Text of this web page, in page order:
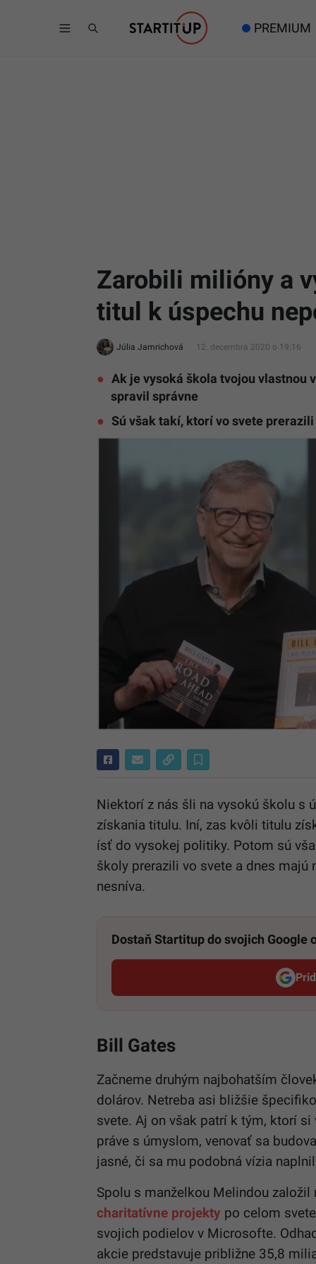
PREMIUM
Zarobili milióny a
titul k úspechu
Júlia Jamrichová 12. decembra 2020 o 19:16
Ak je vysoká škola tvojou vlastnou
spravil správne
Sú však takí, ktorí vo svete
Niektorí z nás šli na vysokú školu s
získania titulu. Iní, zas kvôli titulu
ísť do vysokej politiky. Potom sú
školy prerazili vo svete a dnes majú
nesníva.
Dostaň Startitup do svojich Google
Bill Gates
Začneme druhým najbohatším
dolárov. Netreba asi bližšie
svete. Aj on však patrí k tým, ktorí
práve s úmyslom, venovať sa
jasné, či sa mu podobná vízia
Spolu s manželkou Melindou
charitatívne projekty po celom
svojich podielov v Microsofte.
akcie predstavuje približne 35,8